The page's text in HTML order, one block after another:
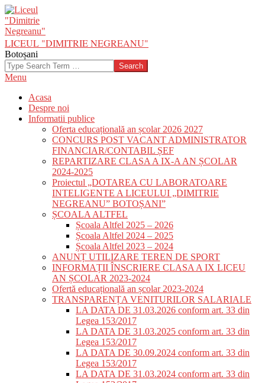
Skip
to
content
LICEUL "DIMITRIE NEGREANU"
Botoșani
Search
Primary
Menu
Menu
Acasa
Despre noi
Informatii publice
Oferta educațională an școlar 2026 2027
CONCURS POST VACANT ADMINISTRATOR
FINANCIAR/CONTABIL ȘEF
REPARTIZARE CLASA A IX-A AN ȘCOLAR
2024-2025
Proiectul „DOTAREA CU LABORATOARE
INTELIGENTE A LICEULUI „DIMITRIE
NEGREANU” BOTOȘANI”
ȘCOALA ALTFEL
Școala Altfel 2025 – 2026
Școala Altfel 2024 – 2025
Școala Altfel 2023 – 2024
ANUNȚ UTILIZARE TEREN DE SPORT
INFORMAȚII ÎNSCRIERE CLASA A IX LICEU
AN ȘCOLAR 2023-2024
Ofertă educațională an școlar 2023-2024
TRANSPARENȚA VENITURILOR SALARIALE
LA DATA DE 31.03.2026 conform art. 33 din
Legea 153/2017
LA DATA DE 31.03.2025 conform art. 33 din
Legea 153/2017
LA DATA DE 30.09.2024 conform art. 33 din
Legea 153/2017
LA DATA DE 31.03.2024 conform art. 33 din